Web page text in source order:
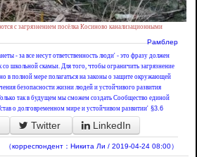
с загрязнением посёлка Косиново канализационными
Рамблер
- за все несут ответственность люди' - это фразу должен
со школьной скамьи. Для того, чтобы ограничить загрязнение
в полной мере полагаться на законы о защите окружающей
безопасности жизни людей и устойчивого развития
так в будущем мы сможем создать Сообщество единой
о долговременном мире и устойчивом развитии' §3.6
Twitter LinkedIn
（корреспондент：Никита Ли / 2019-04-24 08:00）